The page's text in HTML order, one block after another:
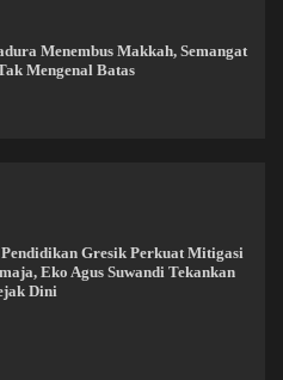
Menembus Makkah, Semangat
Mengenal Batas
Gresik Perkuat Mitigasi
Eko Agus Suwandi Tekankan
Dini